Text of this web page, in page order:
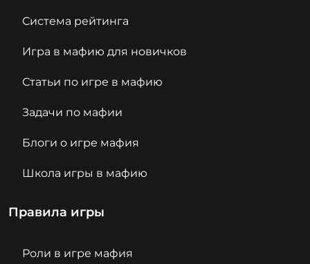
Система рейтинга
Игра в мафию для новичков
Статьи по игре в мафию
Задачи по мафии
Блоги о игре мафия
Школа игры в мафию
Правила игры
Роли в игре мафия